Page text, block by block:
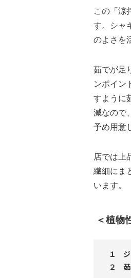
この「涼
す。シャ
のよさを
茹でが足
ンポイン
すように
減なので
予め用意
店では上
繊細にま
います。
＜植物
１ ジ
２ 茹